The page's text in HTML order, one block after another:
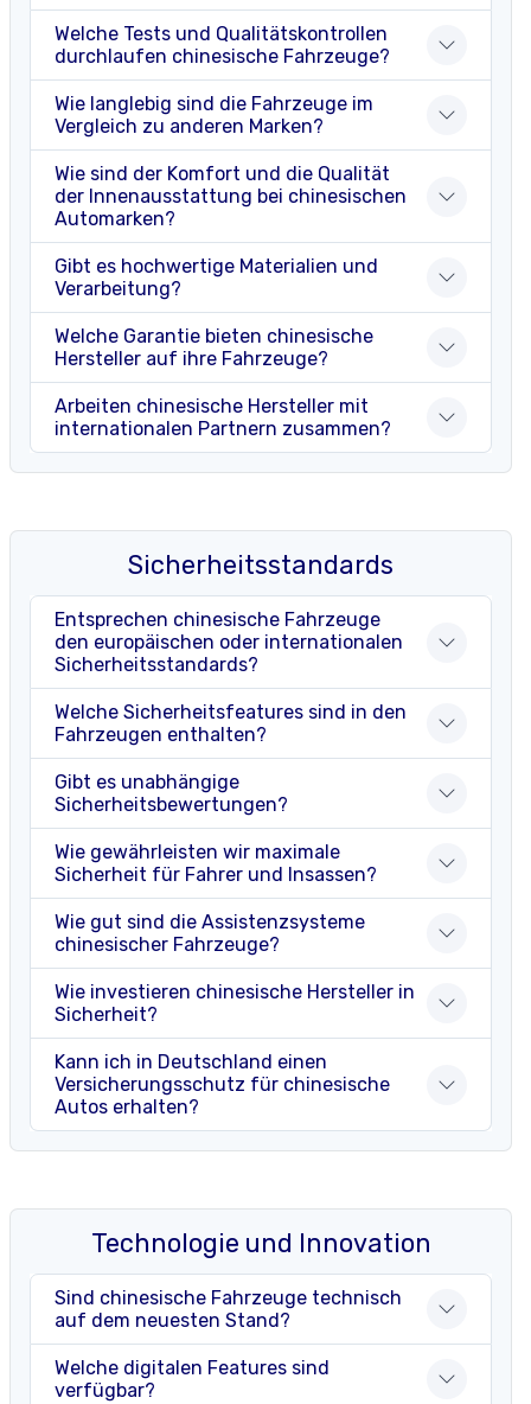
Welche Tests und Qualitätskontrollen
durchlaufen chinesische Fahrzeuge?
Wie langlebig sind die Fahrzeuge im
Vergleich zu anderen Marken?
Wie sind der Komfort und die Qualität
der Innenausstattung bei chinesischen
Automarken?
Gibt es hochwertige Materialien und
Verarbeitung?
Welche Garantie bieten chinesische
Hersteller auf ihre Fahrzeuge?
Arbeiten chinesische Hersteller mit
internationalen Partnern zusammen?
Sicherheitsstandards
Entsprechen chinesische Fahrzeuge
den europäischen oder internationalen
Sicherheitsstandards?
Welche Sicherheitsfeatures sind in den
Fahrzeugen enthalten?
Gibt es unabhängige
Sicherheitsbewertungen?
Wie gewährleisten wir maximale
Sicherheit für Fahrer und Insassen?
Wie gut sind die Assistenzsysteme
chinesischer Fahrzeuge?
Wie investieren chinesische Hersteller in
Sicherheit?
Kann ich in Deutschland einen
Versicherungsschutz für chinesische
Autos erhalten?
Technologie und Innovation
Sind chinesische Fahrzeuge technisch
auf dem neuesten Stand?
Welche digitalen Features sind
verfügbar?